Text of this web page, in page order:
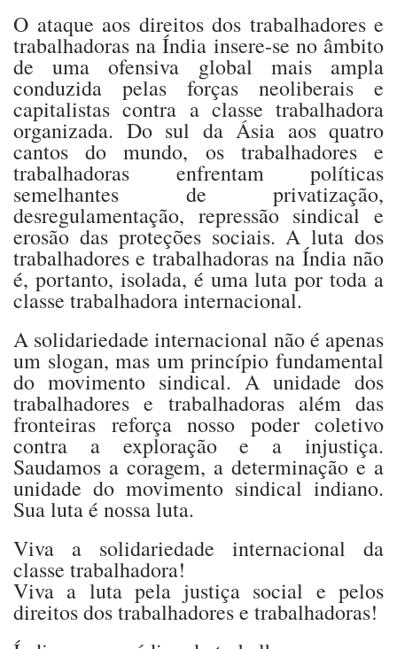
O ataque aos direitos dos trabalhadores e
trabalhadoras na Índia insere-se no âmbito
de uma ofensiva global mais ampla
conduzida pelas forças neoliberais e
capitalistas contra a classe trabalhadora
organizada. Do sul da Ásia aos quatro
cantos do mundo, os trabalhadores e
trabalhadoras enfrentam políticas
semelhantes de privatização,
desregulamentação, repressão sindical e
erosão das proteções sociais. A luta dos
trabalhadores e trabalhadoras na Índia não
é, portanto, isolada, é uma luta por toda a
classe trabalhadora internacional.
A solidariedade internacional não é apenas
um slogan, mas um princípio fundamental
do movimento sindical. A unidade dos
trabalhadores e trabalhadoras além das
fronteiras reforça nosso poder coletivo
contra a exploração e a injustiça.
Saudamos a coragem, a determinação e a
unidade do movimento sindical indiano.
Sua luta é nossa luta.
Viva a solidariedade internacional da
classe trabalhadora!
Viva a luta pela justiça social e pelos
direitos dos trabalhadores e trabalhadoras!